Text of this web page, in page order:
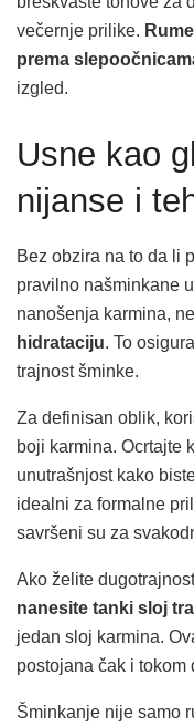
večernje prilike.
prema
izgled.
Usne kao
nijanse i
Bez obzira na to da li
pravilno našminkane
nanošenja karmina,
hidrataciju. To
trajnost šminke.
Za definisan oblik,
boji karmina. Ocrtajte
unutrašnjost kako
idealni za formalne
savršeni su za
Ako želite
nanesite tanki sloj
jedan sloj karmina.
postojana čak i tokom
Šminkanje nije samo